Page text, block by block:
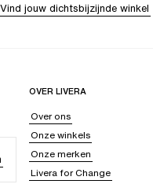
Vind jouw dichtsbijzijnde winkel
OVER LIVERA
Over ons
Onze winkels
Onze merken
Livera for Change